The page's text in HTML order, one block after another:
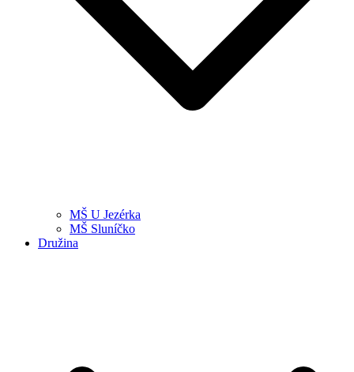
MŠ U Jezérka
MŠ Sluníčko
Družina